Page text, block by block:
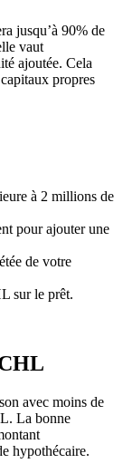
jusqu’à 90% de
vaut
ajoutée. Cela
propres
à 2 millions de
pour ajouter une
de votre
sur le prêt.
avec moins de
La bonne
hypothécaire.